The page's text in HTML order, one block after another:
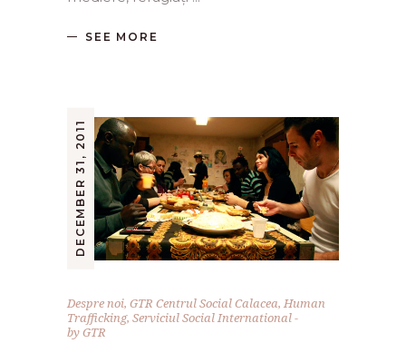
SEE MORE
DECEMBER 31, 2011
Despre noi, GTR Centrul Social Calacea, Human
Trafficking, Serviciul Social International
byGTR